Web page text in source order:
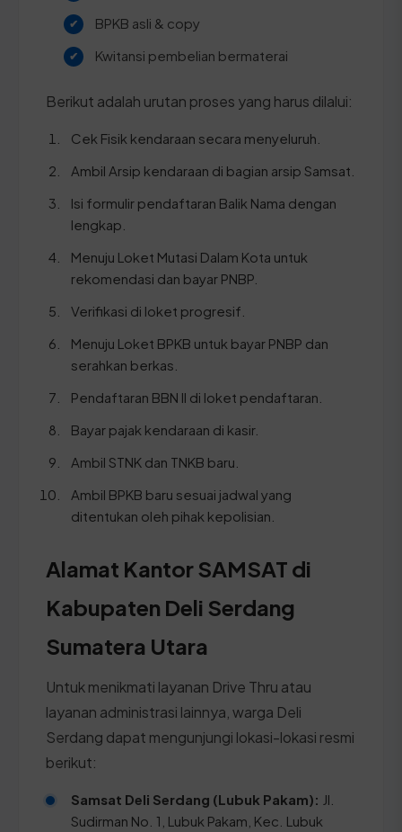
BPKB asli & copy
Kwitansi pembelian bermaterai
Berikut adalah urutan proses yang harus dilalui:
Cek Fisik kendaraan secara menyeluruh.
Ambil Arsip kendaraan di bagian arsip Samsat.
Isi formulir pendaftaran Balik Nama dengan
lengkap.
Menuju Loket Mutasi Dalam Kota untuk
rekomendasi dan bayar PNBP.
Verifikasi di loket progresif.
Menuju Loket BPKB untuk bayar PNBP dan
serahkan berkas.
Pendaftaran BBN II di loket pendaftaran.
Bayar pajak kendaraan di kasir.
Ambil STNK dan TNKB baru.
Ambil BPKB baru sesuai jadwal yang
ditentukan oleh pihak kepolisian.
Alamat Kantor SAMSAT di
Kabupaten Deli Serdang
Sumatera Utara
Untuk menikmati layanan Drive Thru atau
layanan administrasi lainnya, warga Deli
Serdang dapat mengunjungi lokasi-lokasi resmi
berikut:
Samsat Deli Serdang (Lubuk Pakam): Jl.
Sudirman No. 1, Lubuk Pakam, Kec. Lubuk